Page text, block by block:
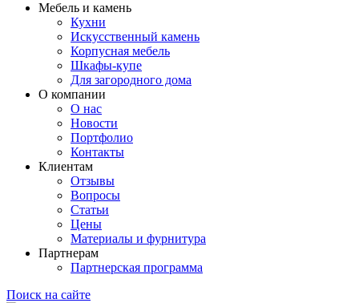
Мебель и камень
Кухни
Искусственный камень
Корпусная мебель
Шкафы-купе
Для загородного дома
О компании
О нас
Новости
Портфолио
Контакты
Клиентам
Отзывы
Вопросы
Статьи
Цены
Материалы и фурнитура
Партнерам
Партнерская программа
Поиск на сайте